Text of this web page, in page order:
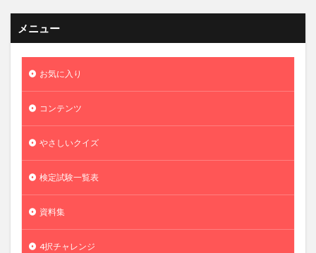
メニュー
お気に入り
コンテンツ
やさしいクイズ
検定試験一覧表
資料集
4択チャレンジ